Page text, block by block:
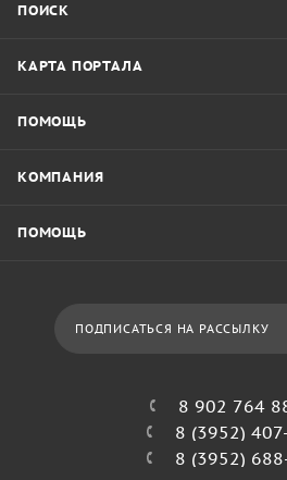
ПОИСК
КАРТА ПОРТАЛА
ПОМОЩЬ
КОМПАНИЯ
ПОМОЩЬ
ПОДПИСАТЬСЯ НА РАССЫЛКУ
8 902 764
8 (3952)
8 (3952)